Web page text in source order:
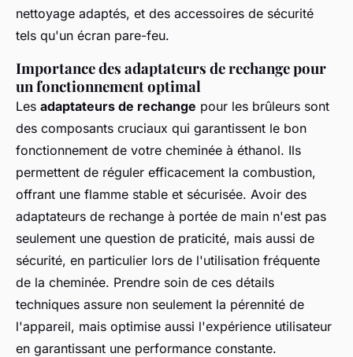
nettoyage adaptés, et des accessoires de sécurité
tels qu'un écran pare-feu.
Importance des adaptateurs de rechange pour
un fonctionnement optimal
Les adaptateurs de rechange pour les brûleurs sont
des composants cruciaux qui garantissent le bon
fonctionnement de votre cheminée à éthanol. Ils
permettent de réguler efficacement la combustion,
offrant une flamme stable et sécurisée. Avoir des
adaptateurs de rechange à portée de main n'est pas
seulement une question de praticité, mais aussi de
sécurité, en particulier lors de l'utilisation fréquente
de la cheminée. Prendre soin de ces détails
techniques assure non seulement la pérennité de
l'appareil, mais optimise aussi l'expérience utilisateur
en garantissant une performance constante.